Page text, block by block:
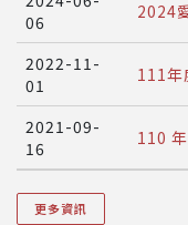
06
2024
2022-11-
01
111年
2021-09-
16
110
更多資訊